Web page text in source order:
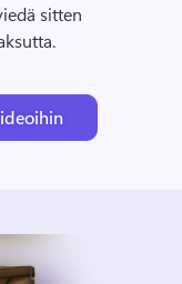
sitten